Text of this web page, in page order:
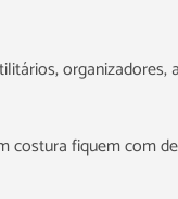
costura fiquem com